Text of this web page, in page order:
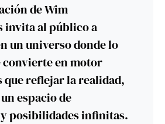
de Wim
invita al público a
un universo donde lo
convierte en motor
que reflejar la realidad,
espacio de
posibilidades infinitas.